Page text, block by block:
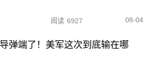
阅读 6927 08-04
弹端了！美军这次到底输在哪